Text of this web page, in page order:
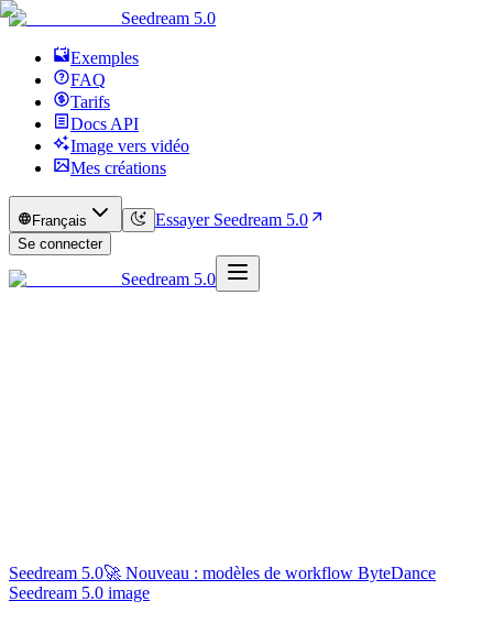
Seedream 5.0
Exemples
FAQ
Tarifs
Docs API
Image vers vidéo
Mes créations
Français Essayer Seedream 5.0
Se connecter
Seedream 5.0
Seedream 5.0🚀 Nouveau : modèles de workflow ByteDance
Seedream 5.0 image